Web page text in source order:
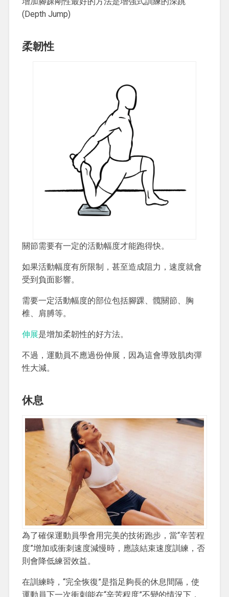
(Depth Jump)
柔韌性
關節需要有一定的活動幅度才能跑得快。
如果活動幅度有所限制，甚至造成阻力，速度就會
受到負面影響。
需要一定活動幅度的部位包括腳踝、髖關節、胸
椎、肩膊等。
伸展是增加柔韌性的好方法。
不過，運動員不應過份伸展，因為這會導致肌肉彈
性大減。
休息
為了確保運動員學會用完美的技術跑步，當“辛苦程
度”增加或衝刺速度減慢時，應該結束速度訓練，否
則會降低練習效益。
在訓練時，“完全恢復”是指足夠長的休息間隔，使
運動員下一次衝刺能在“辛苦程度”不變的情況下，